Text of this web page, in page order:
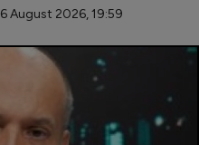
August 2026, 19:59